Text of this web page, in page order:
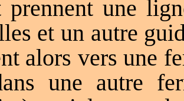
une
et un autre
alors vers une
une autre